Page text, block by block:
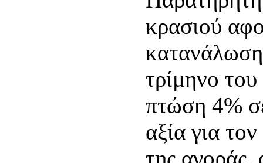
κρασιού
κατανάλωση
τρίμηνο
πτώση 4%
αξία για
της